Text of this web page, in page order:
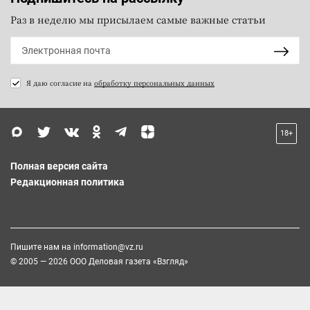
Раз в неделю мы присылаем самые важные статьи
Я даю согласие на обработку персональных данных
18+
Полная версия сайта
Редакционная политика
Пишите нам на information@vz.ru
© 2005 — 2026 ООО Деловая газета «Взгляд»